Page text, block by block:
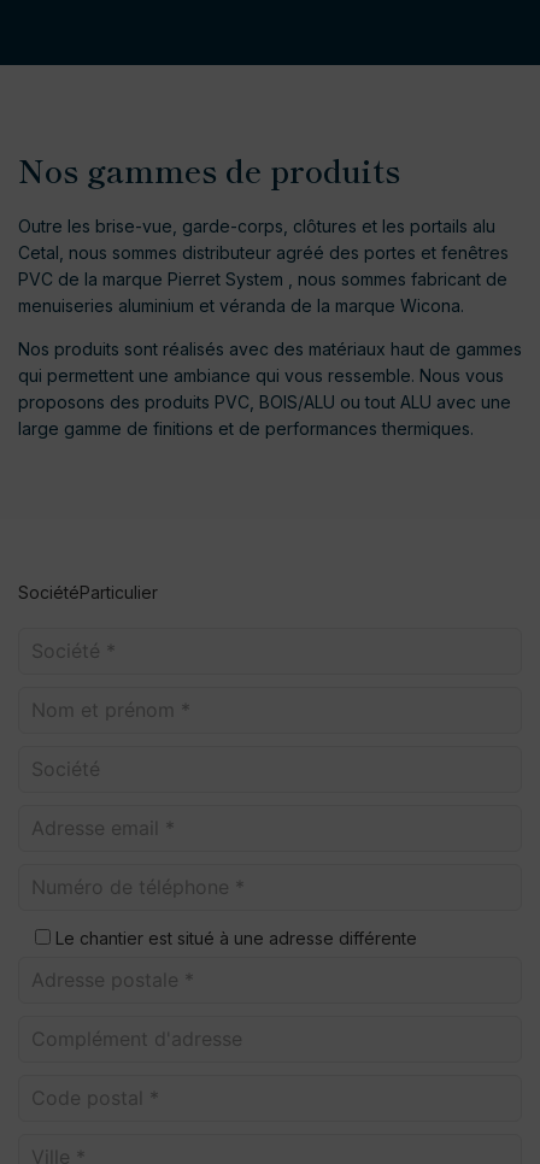
Nos gammes de produits
Outre les brise-vue, garde-corps, clôtures et les portails alu
Cetal, nous sommes distributeur agréé des portes et fenêtres
PVC de la marque Pierret System , nous sommes fabricant de
menuiseries aluminium et véranda de la marque Wicona.
Nos produits sont réalisés avec des matériaux haut de gammes
qui permettent une ambiance qui vous ressemble. Nous vous
proposons des produits PVC, BOIS/ALU ou tout ALU avec une
large gamme de finitions et de performances thermiques.
SociétéParticulier
Le chantier est situé à une adresse différente